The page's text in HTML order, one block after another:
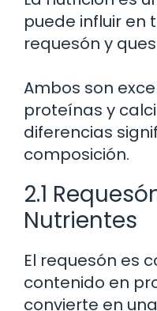
puede influir en
requesón y
Ambos son
proteínas y
diferencias
composición.
2.1
Nutrientes
El requesón es
contenido en
convierte en